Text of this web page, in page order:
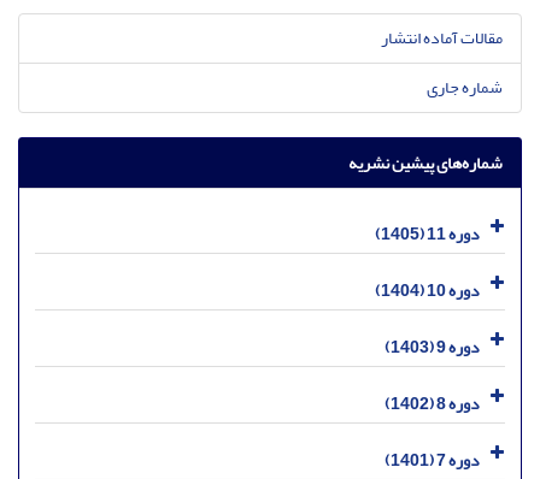
مقالات آماده انتشار
شماره جاری
شماره‌های پیشین نشریه
دوره 11 (1405)
دوره 10 (1404)
دوره 9 (1403)
دوره 8 (1402)
دوره 7 (1401)